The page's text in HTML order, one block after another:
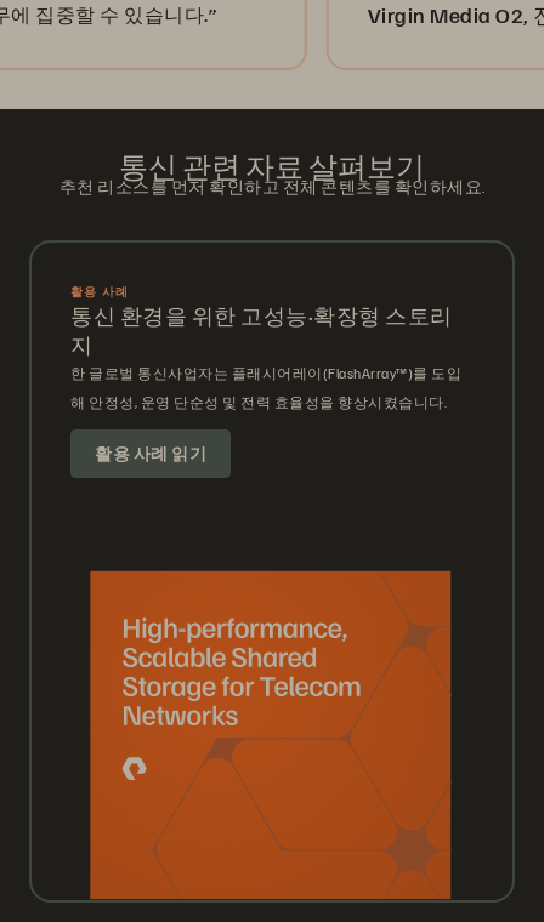
할 수 있습니다.”
Virgin Media O2, 전력
통신 관련 자료 살펴보기
추천 리소스를 먼저 확인하고 전체 콘텐츠를 확인하세요.
활용 사례
통신 환경을 위한 고성능·확장형 스토리
지
한 글로벌 통신사업자는 플래시어레이(FlashArray™)를 도입
해 안정성, 운영 단순성 및 전력 효율성을 향상시켰습니다.
활용 사례 읽기